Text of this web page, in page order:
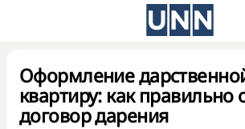
Оформление
квартиру: как
договор дарения